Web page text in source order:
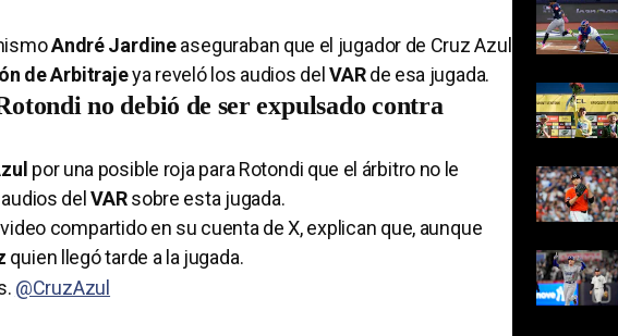
André Jardineaseguraban que el jugador de Cruz Azul
de Arbitrajeya reveló los audios delVARde esa jugada.
no debió de ser expulsado contra
por una posible roja para Rotondi que el árbitro no le
delVARsobre esta jugada.
compartido en su cuenta de X, explican que, aunque
quien llegó tarde a la jugada.
@CruzAzul